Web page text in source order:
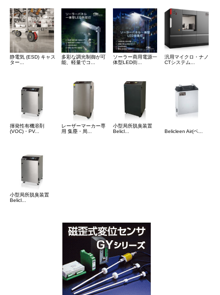
静電気 (ESD) キャス
ター...
多彩な調光制御が可
能、軽量でコ...
ソーラー商用電源一
体型LED街...
汎用マイクロ・ナノ
CTシステム...
揮発性有機溶剤
(VOC)・PV...
レーザーマーカー専
用 集塵・局...
小型局所脱臭装置
Belicl...
Belicleen Air(ベ...
小型局所脱臭装置
Belicl...